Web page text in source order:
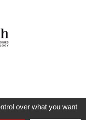
over what you want